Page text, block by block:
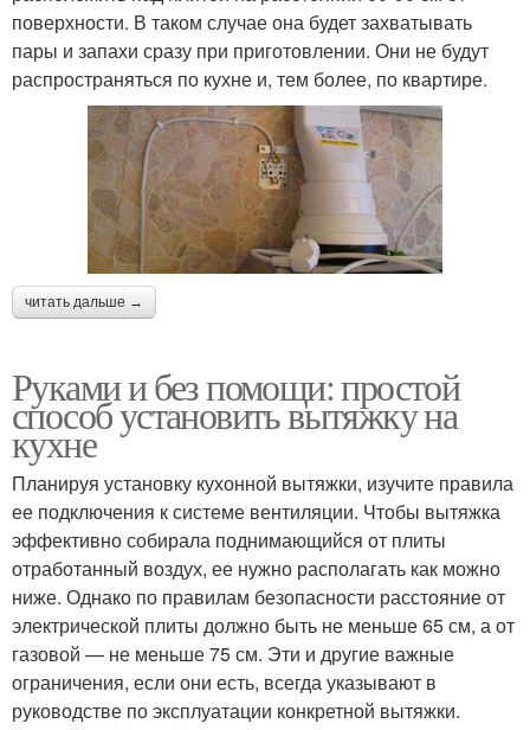
поверхности. В таком случае она будет захватывать
пары и запахи сразу при приготовлении. Они не будут
распространяться по кухне и, тем более, по квартире.
читать дальше →
Руками и без помощи: простой
способ установить вытяжку на
кухне
Планируя установку кухонной вытяжки, изучите правила
ее подключения к системе вентиляции. Чтобы вытяжка
эффективно собирала поднимающийся от плиты
отработанный воздух, ее нужно располагать как можно
ниже. Однако по правилам безопасности расстояние от
электрической плиты должно быть не меньше 65 см, а от
газовой — не меньше 75 см. Эти и другие важные
ограничения, если они есть, всегда указывают в
руководстве по эксплуатации конкретной вытяжки.